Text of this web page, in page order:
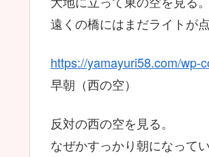
遠くの橋にはまだライトが点
https://yamayuri58.com/wp-
早朝（西の空）
反対の西の空を見る。
なぜかすっかり朝になってい